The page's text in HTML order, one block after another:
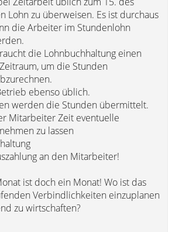
Lohn zu überweisen. Es ist durchaus
die Arbeiter im Stundenlohn
die Lohnbuchhaltung einen
um die Stunden
ebenso üblich.
werden die Stunden übermittelt.
Mitarbeiter Zeit eventuelle
zu lassen
an den Mitarbeiter!
ist doch ein Monat! Wo ist das
Verbindlichkeiten einzuplanen
zu wirtschaften?